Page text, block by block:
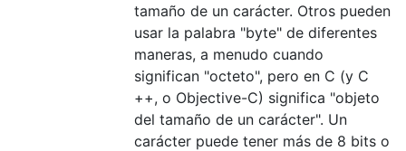
tamaño de un carácter. Otros pueden
usar la palabra "byte" de diferentes
maneras, a menudo cuando
significan "octeto", pero en C (y C
++, o Objective-C) significa "objeto
del tamaño de un carácter". Un
carácter puede tener más de 8 bits o